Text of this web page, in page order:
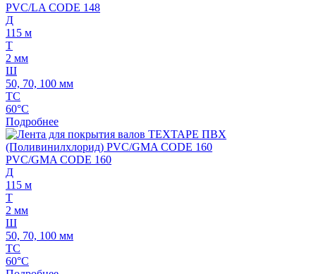
PVC/LA CODE 148
Д
115 м
Т
2 мм
Ш
50, 70, 100 мм
ТС
60°C
Подробнее
PVC/GMA CODE 160
Д
115 м
Т
2 мм
Ш
50, 70, 100 мм
ТС
60°C